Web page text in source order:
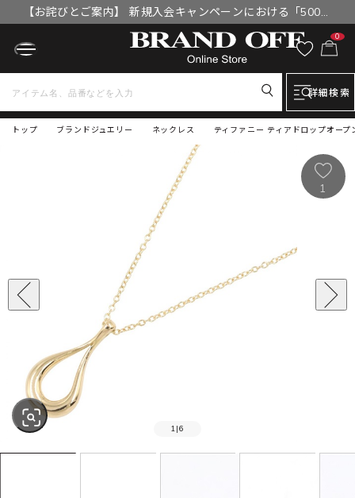
【お詫びとご案内】 新規入会キャンペーンにおける「500円
OFFクーポン」付与漏れと補填について
0
詳細検索
トップ ティファニー ティアドロップオー
ブランドジュエリー ネックレス
1 |6
1